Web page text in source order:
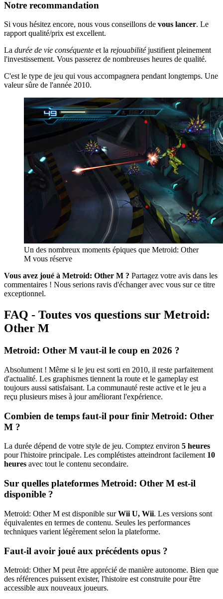
Notre recommandation
Si vous hésitez encore, nous vous conseillons de vous lancer. Le
rapport qualité/prix est excellent.
La durée de vie conséquente et la rejouabilitéjustifient pleinement
l'investissement. Vous passerez de nombreuses heures de qualité.
C'est le type de jeu qui vous accompagnera pendant longtemps. Une
valeur sûre de l'année 2010.
Un des nombreux moments épiques que Metroid: Other
M vous réserve
Vous avez joué à Metroid: Other M ? Partagez votre avis dans les
commentaires ! Nous serions ravis d'échanger avec vous sur ce titre
exceptionnel.
FAQ - Toutes vos questions sur Metroid:
Other M
Metroid: Other M vaut-il le coup en 2026 ?
Absolument ! Même si le jeu est sorti en 2010, il reste parfaitement
d'actualité. Les graphismes tiennent la route et le gameplay est
toujours aussi satisfaisant. La communauté reste active et le jeu a
reçu plusieurs mises à jour améliorant l'expérience.
Combien de temps faut-il pour finir Metroid: Other
M ?
La durée dépend de votre style de jeu. Comptez environ 5 heures
pour l'histoire principale. Les complétistes atteindront facilement 10
heures avec tout le contenu secondaire.
Sur quelles plateformes Metroid: Other M est-il
disponible ?
Metroid: Other M est disponible surWii U, Wii. Les versions sont
équivalentes en termes de contenu. Seules les performances
techniques varient légèrement selon la plateforme.
Faut-il avoir joué aux précédents opus ?
Metroid: Other M peut être apprécié de manière autonome. Bien que
des références puissent exister, l'histoire est construite pour être
accessible aux nouveaux joueurs.